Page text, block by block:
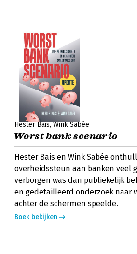
Hester Bais Wink Sabée
Worst bank scenario
Hester Bais en Wink Sabée
overheidssteun aan banken veel
verborgen was dan publiekelijk
en gedetailleerd onderzoek naar
achter de schermen speelde.
Boek bekijken